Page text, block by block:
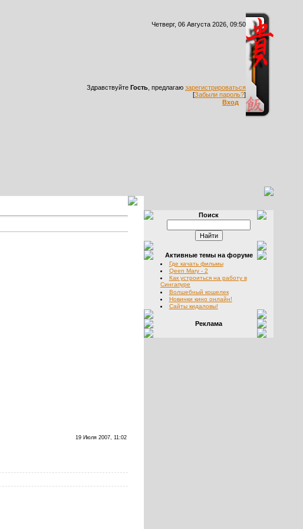
Четверг, 06 Августа 2026, 09:50
Здравствуйте Гость , предлагаю зарегистрироваться
[Забыли пароль?]
Вход
19 Июля 2007, 11:02
Поиск
Активные темы на форуме
Где качать фильмы
Qeen Mary - 2
Как устроиться на работу в
Сингапуре
Волшебный кошелек
Новинки кино онлайн!
Сайты кидаловы!
Реклама